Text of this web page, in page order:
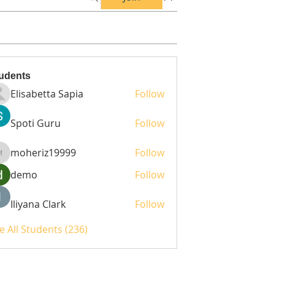
Elisabetta Sapia Follow
Spoti Guru Follow
moheriz19999
Follow
demo
Follow
Iliyana Clark
Follow
All Students (236)